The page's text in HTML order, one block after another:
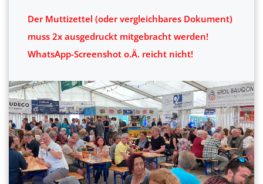
Der Muttizettel (oder vergleichbares Dokument)
muss 2x ausgedruckt mitgebracht werden!
WhatsApp-Screenshot o.Ä. reicht nicht!